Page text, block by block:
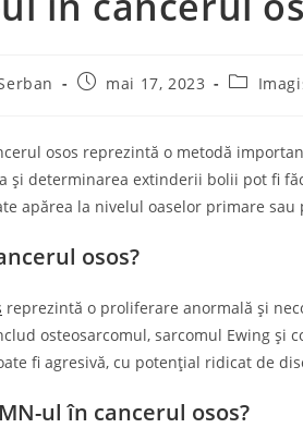
Postmai 17, 2023
Post
osos reprezintă o metodă
și determinarea extinderii bolii pot fi
apărea la nivelul oaselor primare
osos?
reprezintă o proliferare anormală și
osteosarcomul, sarcomul Ewing
fi agresivă, cu potențial ridicat de
ul în cancerul osos?